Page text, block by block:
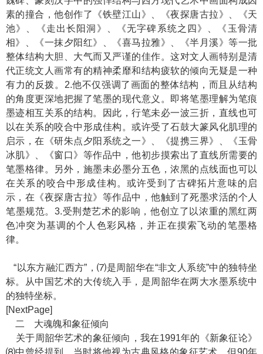
素的撞合，他创作了《铁壁江山》、《夜探唐古拉》、《天
池》、《走出长阳洞》、《无字碑系统之四》、《玉骨清
相》、《一抹夕阳红》、《喜马拉雅》、《半月溪》等一批
整体结构大胆、大气而又严谨的佳作。这对文人画特别是清
代正统文人画常有的精神柔靡和结构疲软的倾向无疑是一种
有力的反拨。2.他不仅强调了画面的整体结构，而且从结构
的角度更深地把握了笔墨的现代意义。即将笔墨理解为笔痕
墨迹相互关系的结构。因此，行笔未必一波三折，直线也可
以在关系的咬合中形成佳构。或许受了石鼓大篆风化肌理的
启示，在《研朱点夕阳系统之一》、《提携三界》、《玉骨
冰肌》、《窗口》等作品中，他初步摸索出了直线所需要的
笔墨格律。另外，施墨未必墨分五色，浓黑的点线面也可以
在关系的咬合中形成佳构。或许受到了古碑拓片意味的启
示，在《夜探唐古拉》等作品中，他触到了死墨求活的个人
笔墨规范。3.受荆楚艺术的影响，他创立了以浓重的黑红两
色冲突为基调的个人色彩风格，并正在摸索飞动的笔墨格
律。
“以东方融汇西方”，⑺是周韶华在“非文人系统”中的独特坐
标。从中国艺术的大传统入手，是周韶华在两大水墨系统中
的独特坐标。
[NextPage]
二 大魂魄和象征倾向
关于周韶华艺术的象征倾向，我在1991年的《新象征论》
⑻中曾经提到，当时将他视为古典风格的象征艺术，但90年